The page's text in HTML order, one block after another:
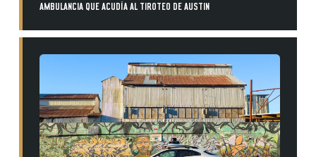
AMBULANCIA QUE ACUDÍA AL TIROTEO DE AUSTIN